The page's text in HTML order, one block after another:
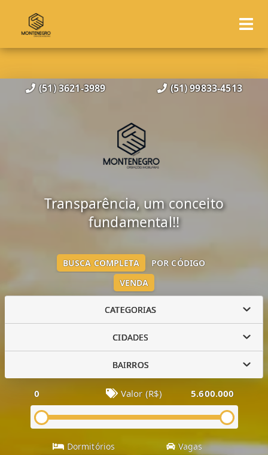
(51) 3621-3989 (51) 99833-4513
Transparência, um conceito
fundamental!!
VENDA
BUSCA COMPLETA POR CÓDIGO
CATEGORIAS
CIDADES
BAIRROS
0 Valor (R$) 5.600.000
Dormitórios Vagas